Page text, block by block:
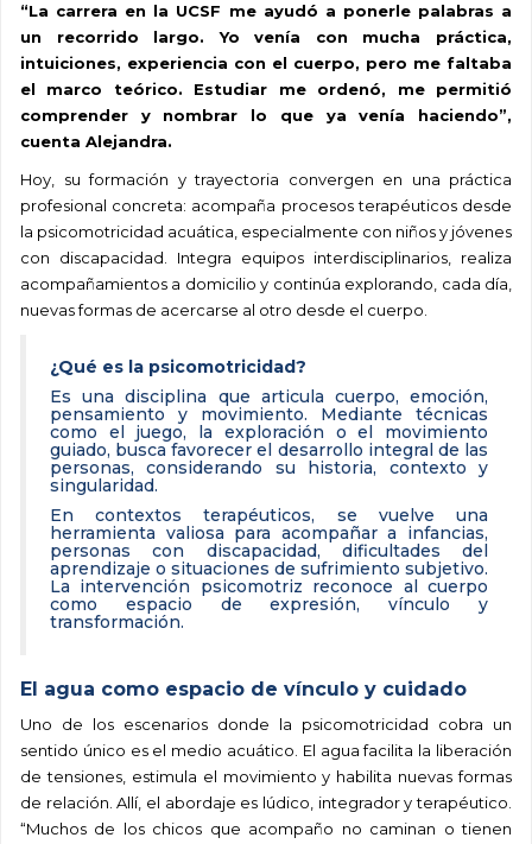
“La carrera en la UCSF me ayudó a ponerle palabras a
un recorrido largo. Yo venía con mucha práctica,
intuiciones, experiencia con el cuerpo, pero me faltaba
el marco teórico. Estudiar me ordenó, me permitió
comprender y nombrar lo que ya venía haciendo”,
cuenta Alejandra.
Hoy, su formación y trayectoria convergen en una práctica
profesional concreta: acompaña procesos terapéuticos desde
la psicomotricidad acuática, especialmente con niños y jóvenes
con discapacidad. Integra equipos interdisciplinarios, realiza
acompañamientos a domicilio y continúa explorando, cada día,
nuevas formas de acercarse al otro desde el cuerpo.
¿Qué es la psicomotricidad?
Es una disciplina que articula cuerpo, emoción,
pensamiento y movimiento. Mediante técnicas
como el juego, la exploración o el movimiento
guiado, busca favorecer el desarrollo integral de las
personas, considerando su historia, contexto y
singularidad.
En contextos terapéuticos, se vuelve una
herramienta valiosa para acompañar a infancias,
personas con discapacidad, dificultades del
aprendizaje o situaciones de sufrimiento subjetivo.
La intervención psicomotriz reconoce al cuerpo
como espacio de expresión, vínculo y
transformación.
El agua como espacio de vínculo y cuidado
Uno de los escenarios donde la psicomotricidad cobra un
sentido único es el medio acuático. El agua facilita la liberación
de tensiones, estimula el movimiento y habilita nuevas formas
de relación. Allí, el abordaje es lúdico, integrador y terapéutico.
“Muchos de los chicos que acompaño no caminan o tienen